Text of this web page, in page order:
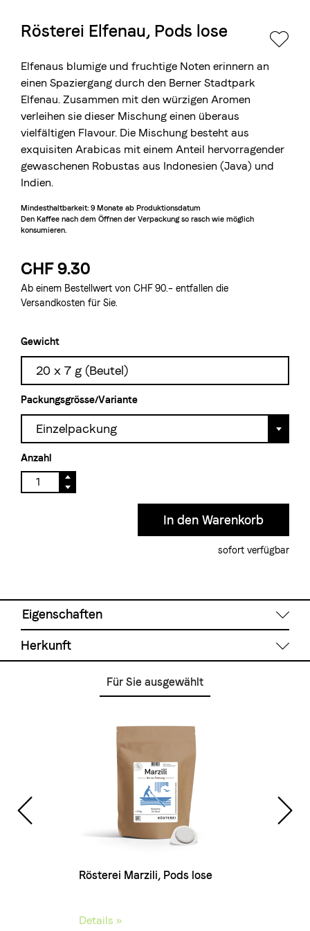
Die Berner Rösterei
Rösterei Kaffee und Bar
Blaser Trading
© 2026 Blasercafé AG
Rösterei Elfenau, Pods lose
Elfenaus blumige und fruchtige Noten erinnern an
einen Spaziergang durch den Berner Stadtpark
Elfenau. Zusammen mit den würzigen Aromen
verleihen sie dieser Mischung einen überaus
vielfältigen Flavour. Die Mischung besteht aus
exquisiten Arabicas mit einem Anteil hervorragender
gewaschenen Robustas aus Indonesien (Java) und
Indien.
Mindesthaltbarkeit: 9 Monate ab Produktionsdatum
Den Kaffee nach dem Öffnen der Verpackung so rasch wie möglich
konsumieren.
CHF 9.30
Ab einem Bestellwert von CHF 90.– entfallen die
Versandkosten für Sie.
Gewicht
20 x 7 g (Beutel)
Packungsgrösse/Variante
Einzelpackung
Anzahl
sofort verfügbar
Eigenschaften
Espresso, Café Crème, Cappuccino
Herkunft
Für Sie ausgewählt
Rösterei Marzili, Pods lose
Details »